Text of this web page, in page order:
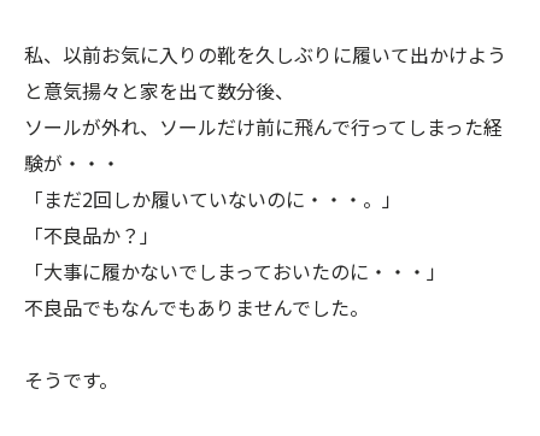
私、以前お気に入りの靴を久しぶりに履いて出かけよう
と意気揚々と家を出て数分後、
ソールが外れ、ソールだけ前に飛んで行ってしまった経
験が・・・
「まだ2回しか履いていないのに・・・。」
「不良品か？」
「大事に履かないでしまっておいたのに・・・」
不良品でもなんでもありませんでした。
そうです。